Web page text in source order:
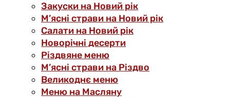
Закуски на Новий рік
М’ясні страви на Новий рік
Салати на Новий рік
Новорічні десерти
Різдвяне меню
М’ясні страви на Різдво
Великоднє меню
Меню на Масляну